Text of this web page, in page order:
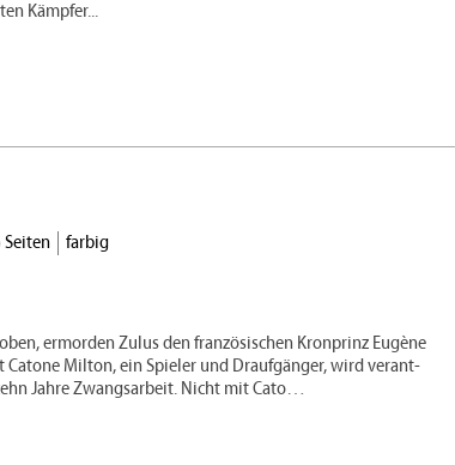
Kämpfer...
Seiten
farbig
ermorden Zulus den französischen Kronprinz Eugène
Catone Milton, ein Spieler und Draufgänger, wird verant­
Jahre Zwangsarbeit. Nicht mit Cato…